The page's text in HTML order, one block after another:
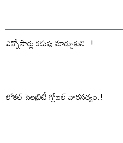
ఎన్నోసార్లు కడుపు మాడ్చుకుని..!
లోకల్ సెలబ్రిటీ గ్లోబల్ వారసత్వం.!